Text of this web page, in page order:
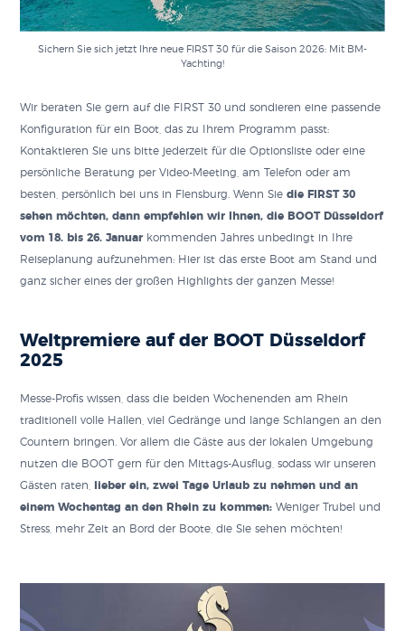
Sichern Sie sich jetzt Ihre neue FIRST 30 für die Saison 2026: Mit BM-
Yachting!
Wir beraten Sie gern auf die FIRST 30 und sondieren eine passende
Konfiguration für ein Boot, das zu Ihrem Programm passt:
Kontaktieren Sie uns bitte jederzeit für die Optionsliste oder eine
persönliche Beratung per Video-Meeting, am Telefon oder am
besten, persönlich bei uns in Flensburg. Wenn Siedie FIRST 30
sehen möchten, dann empfehlen wir Ihnen, die BOOT Düsseldorf
vom 18. bis 26. Januar kommenden Jahres unbedingt in Ihre
Reiseplanung aufzunehmen: Hier ist das erste Boot am Stand und
ganz sicher eines der großen Highlights der ganzen Messe!
Weltpremiere auf der BOOT Düsseldorf
2025
Messe-Profis wissen, dass die beiden Wochenenden am Rhein
traditionell volle Hallen, viel Gedränge und lange Schlangen an den
Countern bringen. Vor allem die Gäste aus der lokalen Umgebung
nutzen die BOOT gern für den Mittags-Ausflug, sodass wir unseren
Gästen raten,
lieber ein, zwei Tage Urlaub zu nehmen und an
einem Wochentag an den Rhein zu kommen: Weniger Trubel und
Stress, mehr Zeit an Bord der Boote, die Sie sehen möchten!